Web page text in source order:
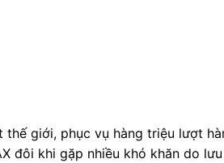
thế giới, phục vụ hàng triệu lượt
đôi khi gặp nhiều khó khăn do lưu